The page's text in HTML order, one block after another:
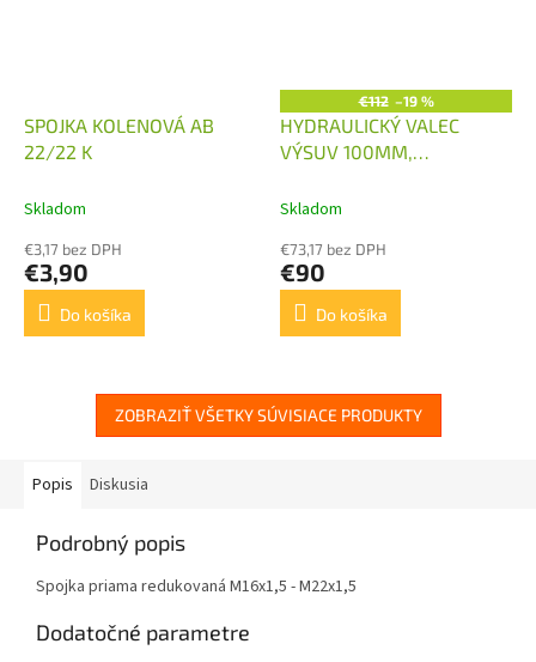
SPOJKA KOLENOVÁ AB
22/22 K
Skladom
€3,17 bez DPH
€3,90
Do košíka
€112 –19 %
HYDRAULICKÝ VALEC
VÝSUV 100MM,
Skladom
€73,17 bez DPH
€90
Do košíka
ZOBRAZIŤ VŠETKY SÚVISIACE PRODUKTY
Popis Diskusia
Podrobný popis
Spojka priama redukovaná M16x1,5 - M22x1,5
Dodatočné parametre